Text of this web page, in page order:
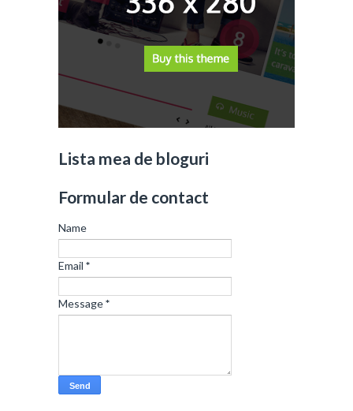
Lista mea de bloguri
Formular de contact
Name
Email *
Message*